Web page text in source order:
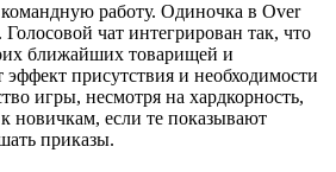
работу. Одиночка в Over
чат интегрирован так, что
ближайших товарищей и
эффект присутствия и необходимости
игры, несмотря на хардкорность,
новичкам, если те показывают
приказы.